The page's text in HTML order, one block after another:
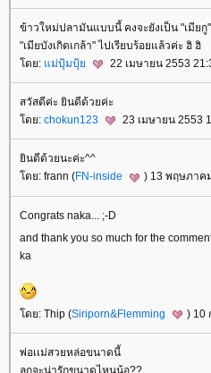
ข้าวใหม่ปลามันแบบนี้ คงจะยังเป็น "เมียกู
"เมียบังเกิดเกล้า" ไปเรียบร้อยแล้วค่ะ ฮิ ฮิ
ดย: ม่ปุ้มปุ้ 22 เมษายน 2553
สวัสดีค่ะ ยินดีด้วยค่ะ
ดย: chokun123 23 เมษายน 2553
ินดีด้วยนะค่ะ^^
ดย: frann (FN-inside ) 13 พฤษภาค
Congrats naka... ;-D
and thank you so much for the
ka
ดย: Thip (Siriporn&Flemming ) 10
พ่อเเม่สวยหล่อขนาดนี้
ลูกจะน่ารักขนาดไหนน้อ??